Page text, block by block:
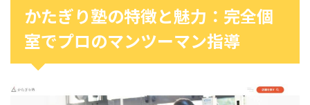
かたぎり塾の特徴と魅力：完全個
室でプロのマンツーマン指導